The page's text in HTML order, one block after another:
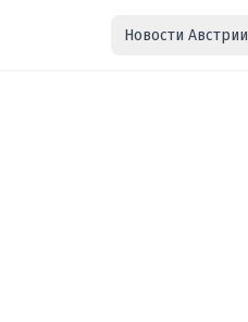
Новости Австрии